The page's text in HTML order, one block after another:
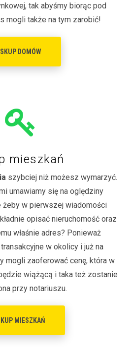
tak abyśmy biorąc pod
mogli także na tym zarobić!
SKUP DOMÓW
mieszkań
szybciej niż możesz wymarzyć.
umawiamy się na oględziny
żeby w pierwszej wiadomości
opisać nieruchomość oraz
właśnie adres? Ponieważ
w okolicy i już na
mogli zaoferować cenę, która w
wiążącą i taka też zostanie
przy notariuszu.
MIESZKAŃ